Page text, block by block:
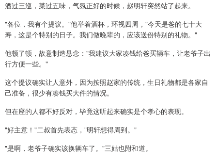
酒过三巡，菜过五味，气氛正好的时候，赵明轩突然站了起来。
"各位，我有个提议。"他举着酒杯，环视四周，"今天是爸的七十大
寿，这是个特别的日子。我们做晚辈的，应该送份特别的礼物。"
他顿了顿，故意制造悬念："我建议大家凑钱给爸买辆车，让老爷子出
行方便一些。"
这个提议确实让人意外，因为按照赵家的传统，生日礼物都是各家自
己准备，很少有凑钱买大件的情况。
但在座的人都不好反对，毕竟这听起来确实是个孝心的表现。
"好主意！"二叔首先表态，"明轩想得周到。"
"是啊，老爷子确实该换辆车了。"三姑也附和道。